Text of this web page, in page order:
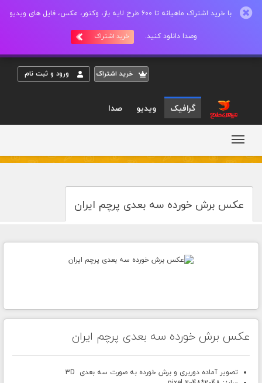
با خرید اشتراک ماهیانه تا 600 طرح لایه باز، وکتور، عکس، فایل های ویدیو
وصدا دانلود کنید. خرید اشتراک
خريد اشتراک ورود و ثبت نام
گرافیک ویدیو صدا
عکس برش خورده سه بعدی پرچم ایران
عکس برش خورده سه بعدی پرچم ایران
تصویر آماده دوربری و برش خورده به صورت سه بعدی 3D